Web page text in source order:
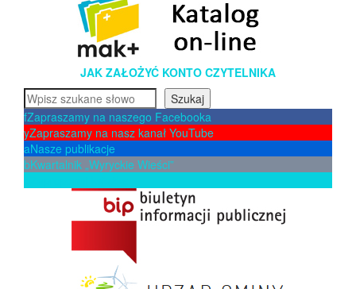
JAK ZAŁOŻYĆ KONTO CZYTELNIKA
Szukaj
Szukaj
fZapraszamy na naszego Facebooka
yZapraszamy na nasz kanał YouTube
aNasze publikacje
bKwartalnik „Wyryckie Wieści”